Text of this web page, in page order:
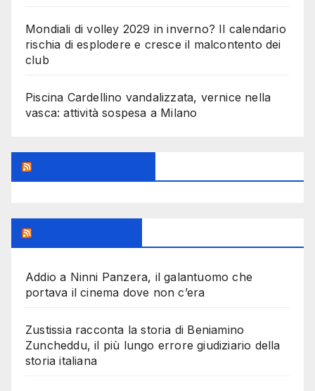
Mondiali di volley 2029 in inverno? Il calendario
rischia di esplodere e cresce il malcontento dei
club
Piscina Cardellino vandalizzata, vernice nella
vasca: attività sospesa a Milano
Addio a Ninni Panzera, il galantuomo che
portava il cinema dove non c’era
Zustissia racconta la storia di Beniamino
Zuncheddu, il più lungo errore giudiziario della
storia italiana